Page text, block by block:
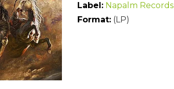
Label: Napalm Records
Format: (LP)